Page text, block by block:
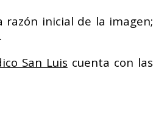
razón inicial de la imagen;
San Luis cuenta con las